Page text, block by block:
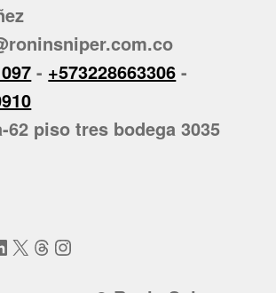
- +573228663306 -
62 piso tres bodega 3035
X Threads
Instagram